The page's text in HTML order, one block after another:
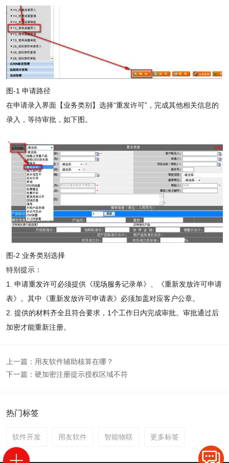
图-1 申请路径
在申请录入界面【业务类别】选择“重发许可”，完成其他相关信息的
录入，等待审批，如下图。
图-2 业务类别选择
特别提示：
1. 申请重发许可必须提供《现场服务记录单》、《重新发放许可申请
表》。其中《重新发放许可申请表》必须加盖对应客户公章。
2. 提供的材料齐全且符合要求，1个工作日内完成审批。审批通过后
加密才能重新注册。
上一篇： 用友软件辅助核算在哪？
下一篇： 硬加密注册提示授权区域不符
热门标签
软件开发 用友软件 智能物联 更多标签